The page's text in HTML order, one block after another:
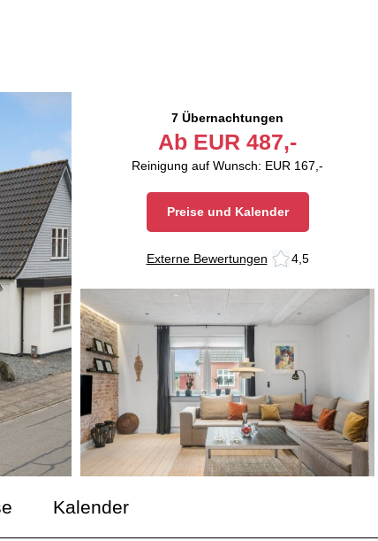
7 Übernachtungen
Ab EUR 487,-
Reinigung auf Wunsch: EUR 167,-
Preise und Kalender
Externe Bewertungen 4,5
Kalender